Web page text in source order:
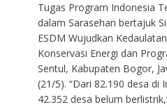
Tugas Program Indonesia
dalam Sarasehan bertajuk
ESDM Wujudkan
Konservasi Energi dan
Sentul, Kabupaten Bogor,
(21/5). “Dari 82.190 desa di
42.352 desa belum